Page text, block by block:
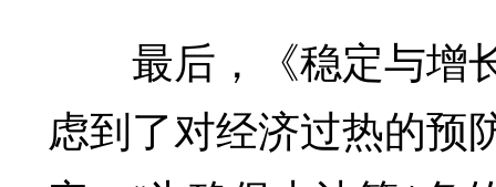
最后，《稳定与增
虑到了对经济过热的预